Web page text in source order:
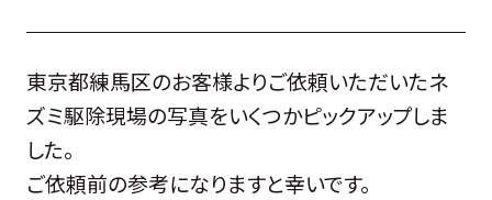
東京都練馬区のお客様よりご依頼いただいたネ
ズミ駆除現場の写真をいくつかピックアップしま
した。
ご依頼前の参考になりますと幸いです。